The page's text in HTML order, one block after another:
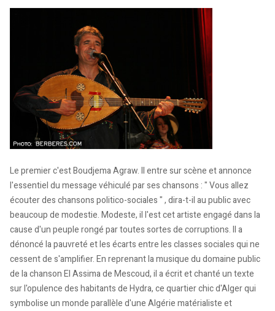
Le premier c'est Boudjema Agraw. Il entre sur scène et annonce
l'essentiel du message véhiculé par ses chansons : " Vous allez
écouter des chansons politico-sociales " , dira-t-il au public avec
beaucoup de modestie. Modeste, il l'est cet artiste engagé dans la
cause d'un peuple rongé par toutes sortes de corruptions. Il a
dénoncé la pauvreté et les écarts entre les classes sociales qui ne
cessent de s'amplifier. En reprenant la musique du domaine public
de la chanson El Assima de Mescoud, il a écrit et chanté un texte
sur l'opulence des habitants de Hydra, ce quartier chic d'Alger qui
symbolise un monde parallèle d'une Algérie matérialiste et